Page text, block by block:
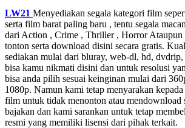
LW21 Menyediakan segala kategori film
serta film barat paling baru , tentu segala
dari Action , Crime , Thriller , Horror Ataupun
tonton serta download disini secara gratis.
sediakan mulai dari bluray, web-dl, hd,
bisa kamu nikmati disini dan untuk resolusi
bisa anda pilih sesuai keinginan mulai dari
1080p. Namun kami tetap menyarakan
film untuk tidak menonton atau mendownload
bajakan dan kami sarankan untuk tetap
resmi yang memiliki lisensi dari pihak terkait.